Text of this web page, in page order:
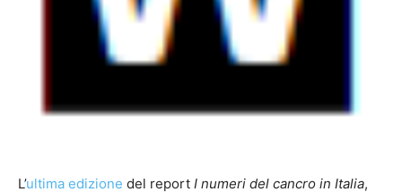
L’ultima edizione del report I numeri del cancro in Italia,